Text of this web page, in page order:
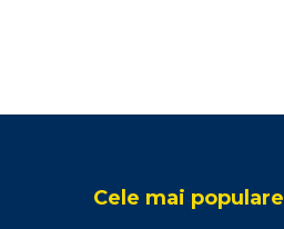
Cele mai populare